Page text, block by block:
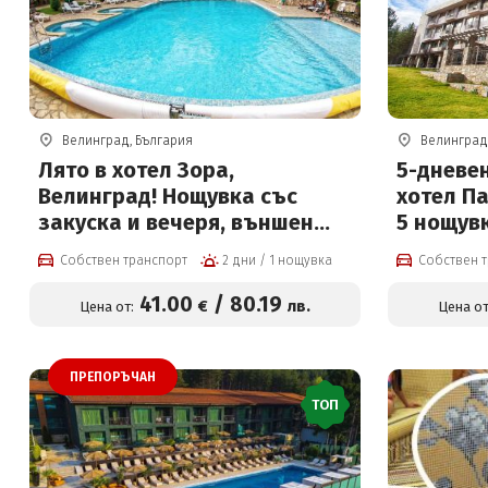
Велинград, България
Лято в хотел Зора,
Велинград! Нощувка със
закуска и вечеря, външен
басейн с детска част, мини
футболно и волейболно
игрище, билярд и тенис на
Собствен транспорт 2 дни / 1 нощувка
Цена от: 41.00 €/ 80.19 лв.
5-
хотел
5
вечери,
Собствен
Цена
ПРЕПОРЪЧАН
ТОП